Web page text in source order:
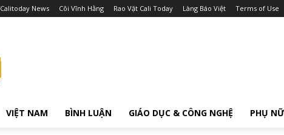
Calitoday News Cõi Vĩnh Hằng Rao Vặt Cali Today Làng Báo Việt Terms of Use
VIỆT NAM BÌNH LUẬN GIÁO DỤC & CÔNG NGHỆ PHỤ NỮ